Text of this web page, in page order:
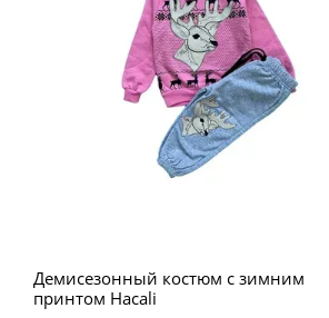
Демисезонный костюм с зимним
принтом Hacali